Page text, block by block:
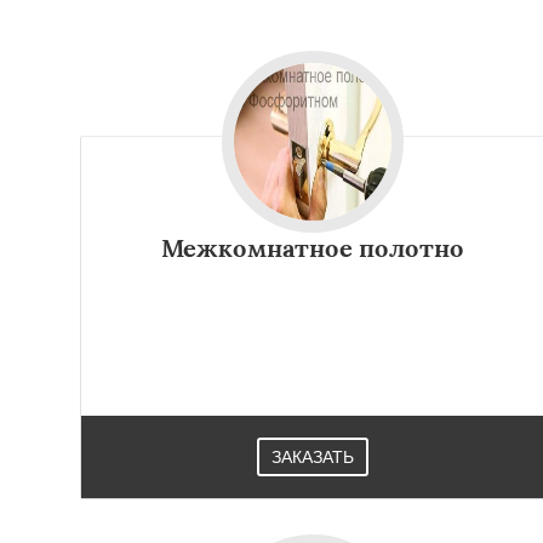
Межкомнатное полотно
ЗАКАЗАТЬ